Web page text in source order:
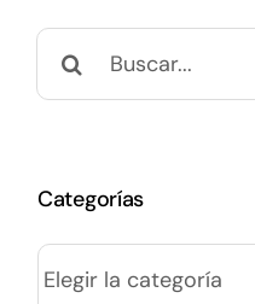
Buscar:
Categorías
Categorías